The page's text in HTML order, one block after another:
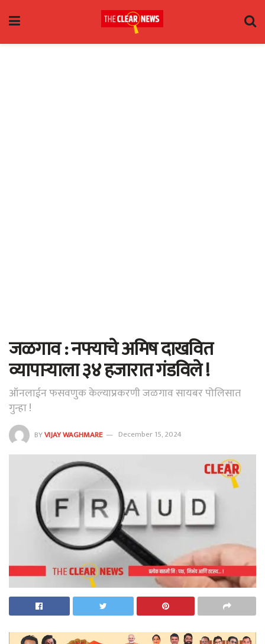
जळगाव : नफ्याचे अमिष दाखवित
व्यापाऱ्याला ३४ हजारात गंडविले !
ऑनलाईन फसवणुक केल्याप्रकरणी जळगाव सायबर पोलिसात
गुन्हा !
BYVIJAY WAGHMARE December 15, 2024